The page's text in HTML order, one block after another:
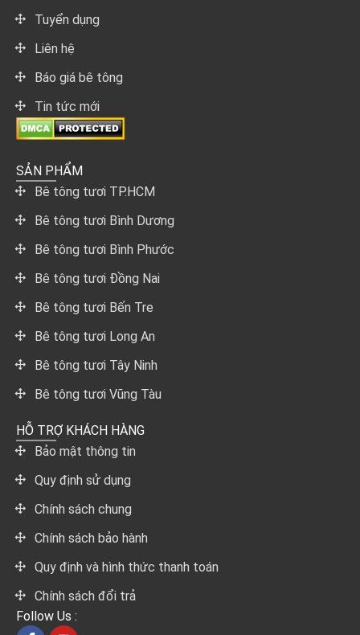
Tuyển dụng
Liên hệ
Báo giá bê tông
Tin tức mới
SẢN PHẨM
Bê tông tươi TP.HCM
Bê tông tươi Bình Dương
Bê tông tươi Bình Phước
Bê tông tươi Đồng Nai
Bê tông tươi Bến Tre
Bê tông tươi Long An
Bê tông tươi Tây Ninh
Bê tông tươi Vũng Tàu
HỖ TRỢ KHÁCH HÀNG
Bảo mật thông tin
Quy định sử dụng
Chính sách chung
Chính sách bảo hành
Quy định và hình thức thanh toán
Chính sách đổi trả
Follow Us :